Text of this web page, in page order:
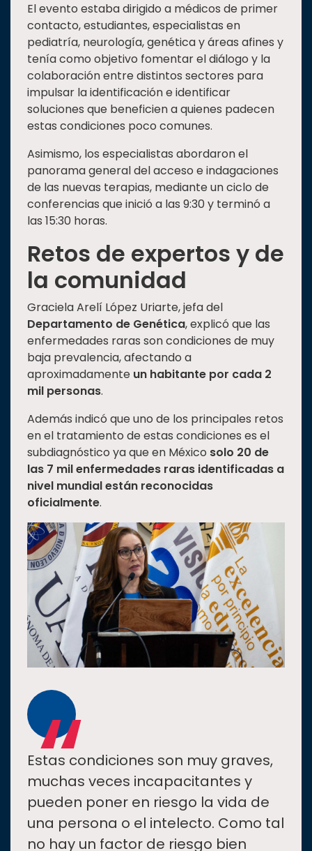
El evento estaba dirigido a médicos de primer
contacto, estudiantes, especialistas en
pediatría, neurología, genética y áreas afines y
tenía como objetivo fomentar el diálogo y la
colaboración entre distintos sectores para
impulsar la identificación e identificar
soluciones que beneficien a quienes padecen
estas condiciones poco comunes.
Asimismo, los especialistas abordaron el
panorama general del acceso e indagaciones
de las nuevas terapias, mediante un ciclo de
conferencias que inició a las 9:30 y terminó a
las 15:30 horas.
Retos de expertos y de
la comunidad
Graciela Arelí López Uriarte, jefa del
Departamento de Genética, explicó que las
enfermedades raras son condiciones de muy
baja prevalencia, afectando a
aproximadamente un habitante por cada 2
mil personas.
Además indicó que uno de los principales retos
en el tratamiento de estas condiciones es el
subdiagnóstico ya que en México solo 20 de
las 7 mil enfermedades raras identificadas a
nivel mundial están reconocidas
oficialmente.
“
Estas condiciones son muy graves,
muchas veces incapacitantes y
pueden poner en riesgo la vida de
una persona o el intelecto. Como tal
no hay un factor de riesgo bien